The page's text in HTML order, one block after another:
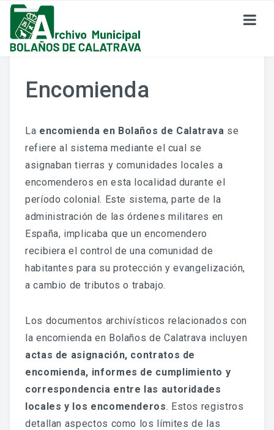
Formulario De Contacto
Reglamento De Uso Del Archivo
Fondo Eclesiástico
Fondo Histórico
Catálogos Y Cuadros De Clasificación
Libros De Actas
Reales Privilegios
Encomienda
La encomienda en Bolaños de Calatrava se
refiere al sistema mediante el cual se
asignaban tierras y comunidades locales a
encomenderos en esta localidad durante el
período colonial. Este sistema, parte de la
administración de las órdenes militares en
España, implicaba que un encomendero
recibiera el control de una comunidad de
habitantes para su protección y evangelización,
a cambio de tributos o trabajo.
Los documentos archivísticos relacionados con
la encomienda en Bolaños de Calatrava incluyen
actas de asignación, contratos de
encomienda, informes de cumplimiento y
correspondencia entre las autoridades
locales y los encomenderos. Estos registros
detallan aspectos como los límites de las